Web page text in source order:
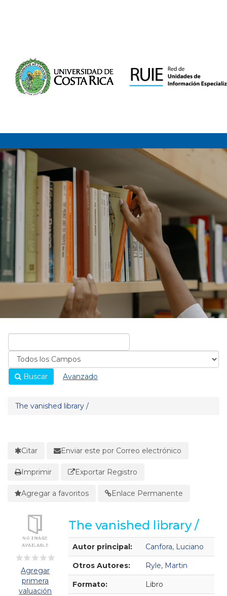
Buscar Avanzado
The vanished library /
Citar Enviar este por Correo electrónico
Imprimir Exportar Registro
Agregar a favoritos Enlace Permanente
Agregar
primera
valuación
The vanished library /
Detalles Bibliográficos
Autor principal: Canfora, Luciano
Otros Autores: Ryle, Martin
Formato: Libro